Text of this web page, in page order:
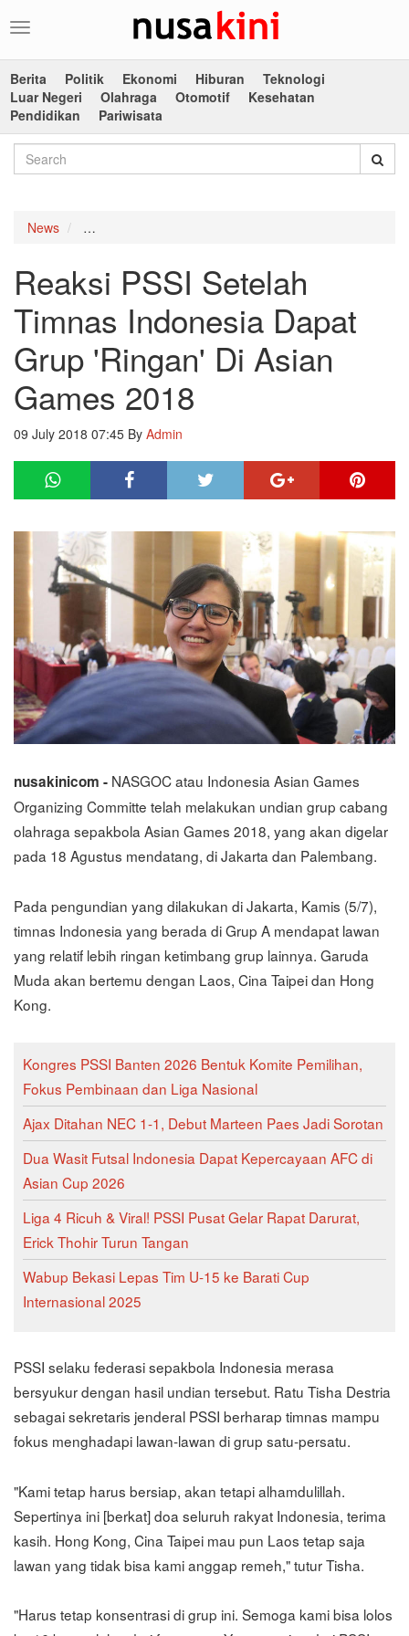
Toggle
Berita
Politik Ekonomi Hiburan
Teknologi
Luar Negeri
Olahraga Otomotif
Kesehatan
Pendidikan
Pariwisata
News
Reaksi PSSI Setelah
Timnas Indonesia Dapat
Grup 'Ringan' Di Asian
Games 2018
09 July 2018 07:45 By Admin
nusakinicom - NASGOC atau Indonesia Asian Games
Organizing Committe telah melakukan undian grup cabang
olahraga sepakbola Asian Games 2018, yang akan digelar
pada 18 Agustus mendatang, di Jakarta dan Palembang.
Pada pengundian yang dilakukan di Jakarta, Kamis (5/7),
timnas Indonesia yang berada di Grup A mendapat lawan
yang relatif lebih ringan ketimbang grup lainnya. Garuda
Muda akan bertemu dengan Laos, Cina Taipei dan Hong
Kong.
Kongres PSSI Banten 2026 Bentuk Komite Pemilihan,
Fokus Pembinaan dan Liga Nasional
Ajax Ditahan NEC 1-1, Debut Marteen Paes Jadi Sorotan
Dua Wasit Futsal Indonesia Dapat Kepercayaan AFC di
Asian Cup 2026
Liga 4 Ricuh & Viral! PSSI Pusat Gelar Rapat Darurat,
Erick Thohir Turun Tangan
Wabup Bekasi Lepas Tim U-15 ke Barati Cup
Internasional 2025
PSSI selaku federasi sepakbola Indonesia merasa
bersyukur dengan hasil undian tersebut. Ratu Tisha Destria
sebagai sekretaris jenderal PSSI berharap timnas mampu
fokus menghadapi lawan-lawan di grup satu-persatu.
"Kami tetap harus bersiap, akan tetapi alhamdulillah.
Sepertinya ini [berkat] doa seluruh rakyat Indonesia, terima
kasih. Hong Kong, Cina Taipei mau pun Laos tetap saja
lawan yang tidak bisa kami anggap remeh," tutur Tisha.
"Harus tetap konsentrasi di grup ini. Semoga kami bisa lolos